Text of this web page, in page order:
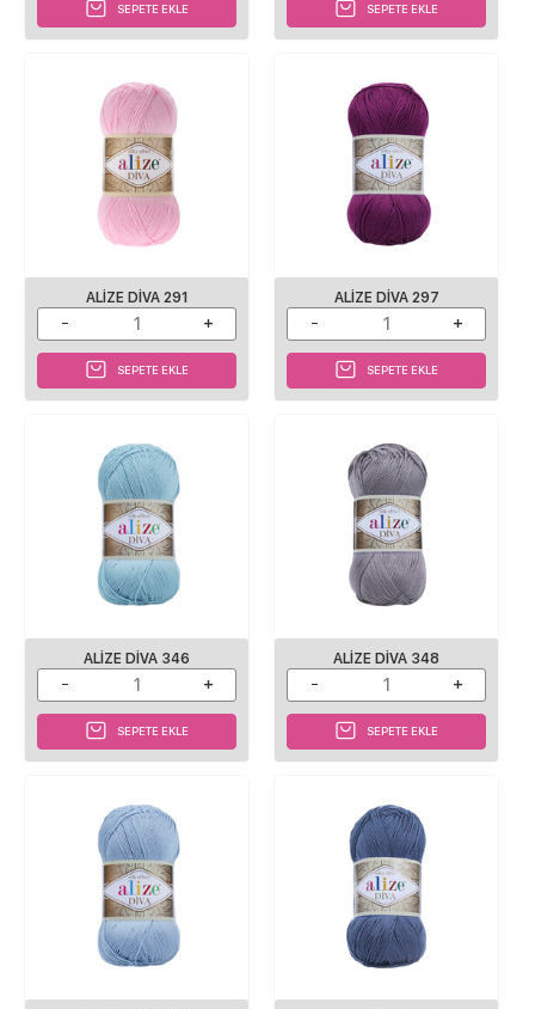
SEPETE EKLE SEPETE EKLE
ALIZE DIVA 291
SEPETE EKLE
ALIZE DIVA 297
SEPETE EKLE
ALIZE DIVA 346
SEPETE EKLE
ALIZE DIVA 348
SEPETE EKLE